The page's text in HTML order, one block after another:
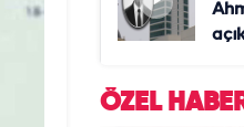
ÖZEL